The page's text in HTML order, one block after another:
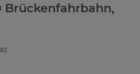
Brückenfahrbahn,